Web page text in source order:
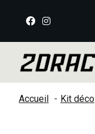
Accueil Kit déco